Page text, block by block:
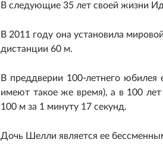
В следующие 35 лет своей жизни
В 2011 году она установила
дистанции 60 м.
В преддверии 100-летнего
имеют такое же время), а в 100
100 м за 1 минуту 17 секунд.
Дочь Шелли является ее